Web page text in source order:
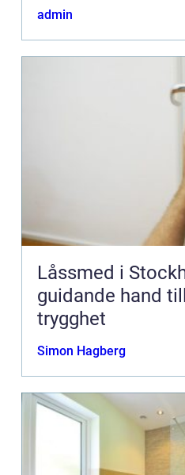
admin
Låssmed i
guidande hand
trygghet
Simon Hagberg